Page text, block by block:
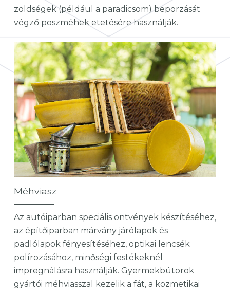
zöldségek (például a paradicsom) beporzását
végző poszméhek etetésére használják.
Méhviasz
Az autóiparban speciális öntvények készítéséhez,
az építőiparban márvány járólapok és
padlólapok fényesítéséhez, optikai lencsék
polírozásához, minőségi festékeknél
impregnálásra használják. Gyermekbútorok
gyártói méhviasszal kezelik a fát, a kozmetikai